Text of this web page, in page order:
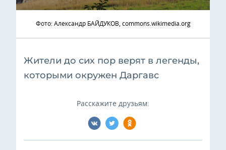
Фото: Александр БАЙДУКОВ, commons.wikimedia.org
Жители до сих пор верят в легенды,
которыми окружен Даргавс
Расскажите друзьям: